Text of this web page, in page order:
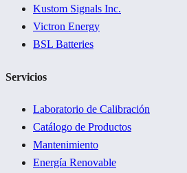
Kustom Signals Inc.
Victron Energy
BSL Batteries
Servicios
Laboratorio de Calibración
Catálogo de Productos
Mantenimiento
Energía Renovable